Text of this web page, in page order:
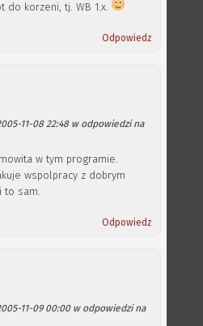
do korzeni, tj. WB 1.x.
Odpowiedz
11-08 22:48 w odpowiedzi na
w tym programie.
wspolpracy z dobrym
to sam.
Odpowiedz
11-09 00:00 w odpowiedzi na